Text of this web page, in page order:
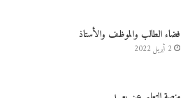
فضاء الطالب والموظف والأستاذ
2 أبريل 2022